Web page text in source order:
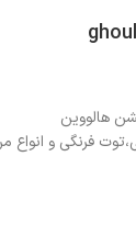
هالووین
فرنگی و انواع